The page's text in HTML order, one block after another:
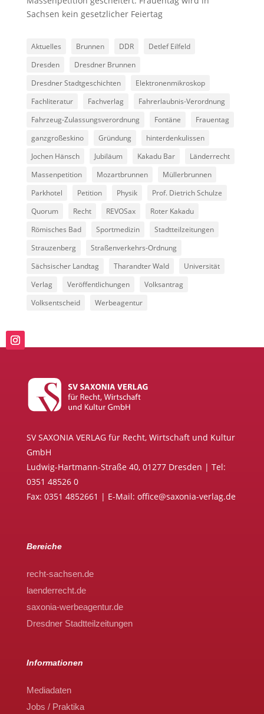
Sachsen kein gesetzlicher Feiertag
Aktuelles Brunnen DDR
Detlef Eilfeld
Dresden
Dresdner Brunnen
Dresdner Stadtgeschichten
Elektronenmikroskop
Fachliteratur
Fachverlag
Fahrerlaubnis-Verordnung
Fahrzeug-Zulassungsverordnung
Fontäne
Frauentag
ganzgroßeskino
Gründung
hinterdenkulissen
Jochen Hänsch
Jubiläum Kakadu Bar
Länderrecht
Massenpetition
Mozartbrunnen
Müllerbrunnen
Parkhotel
Petition Physik
Prof. Dietrich Schulze
Quorum
Recht REVOSax
Roter Kakadu
Römisches Bad
Sportmedizin
Stadtteilzeitungen
Strauzenberg
Straßenverkehrs-Ordnung
Sächsischer Landtag
Tharandter Wald
Universität
Verlag
Veröffentlichungen
Volksantrag
Volksentscheid
Werbeagentur
SV SAXONIA VERLAG für Recht, Wirtschaft und Kultur
GmbH
Ludwig-Hartmann-Straße 40, 01277 Dresden | Tel:
0351 48526 0
Fax: 0351 4852661 | E-Mail: office@saxonia-verlag.de
Bereiche
recht-sachsen.de
laenderrecht.de
saxonia-werbeagentur.de
Dresdner Stadtteilzeitungen
Informationen
Mediadaten
Jobs / Praktika